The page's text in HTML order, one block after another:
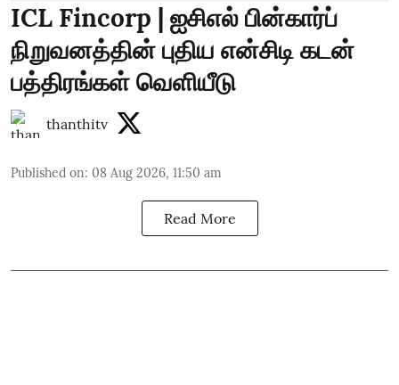
ICL Fincorp | ஐசிஎல் பின்கார்ப்
நிறுவனத்தின் புதிய என்சிடி கடன்
பத்திரங்கள் வெளியீடு
thanthitv
Published on: 08 Aug 2026, 11:50 am
Read More